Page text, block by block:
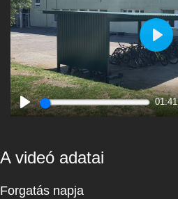
Play
01:41
Play
A videó adatai
Forgatás napja